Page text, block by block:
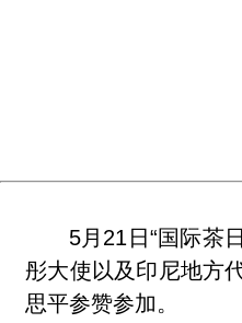
5月21日“国际茶
彤大使以及印尼地方
思平参赞参加。